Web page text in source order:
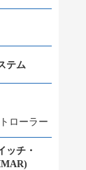
テム
ローラー
ッチ・